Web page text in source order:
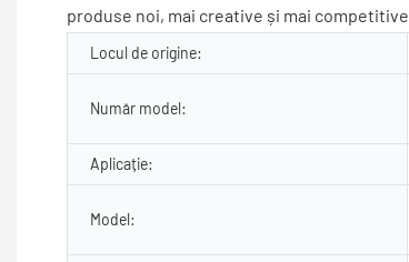
produse noi, mai creative și mai competitive.
Locul de origine:
Număr model:
Aplicație:
Model: